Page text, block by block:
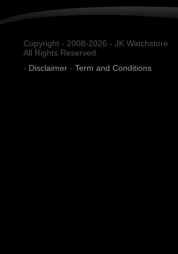
Copyright - 2008-2026 - JK Watchstore.
All Rights Reserved.
- Disclaimer - Term and Conditions